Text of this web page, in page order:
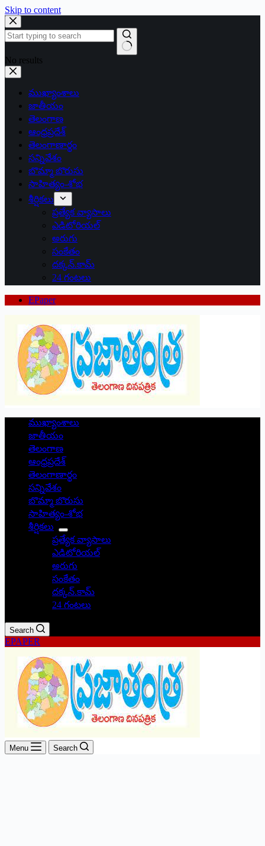
Skip to content
No results
ముఖ్యాంశాలు
జాతీయం
తెలంగాణ
ఆంధ్రప్రదేశ్
తెలంగాణార్థం
సన్నివేశం
బొమ్మా బొరుసు
సాహిత్యం-శోభ
శీర్షికలు
ప్రత్యేక వ్యాసాలు
ఎడిటోరియల్
అరుగు
సంకేతం
దక్కన్.కామ్
24 గంటలు
EPaper
ముఖ్యాంశాలు
జాతీయం
తెలంగాణ
ఆంధ్రప్రదేశ్
తెలంగాణార్థం
సన్నివేశం
బొమ్మా బొరుసు
సాహిత్యం-శోభ
శీర్షికలు
ప్రత్యేక వ్యాసాలు
ఎడిటోరియల్
అరుగు
సంకేతం
దక్కన్.కామ్
24 గంటలు
Search
EPAPER
Menu Search